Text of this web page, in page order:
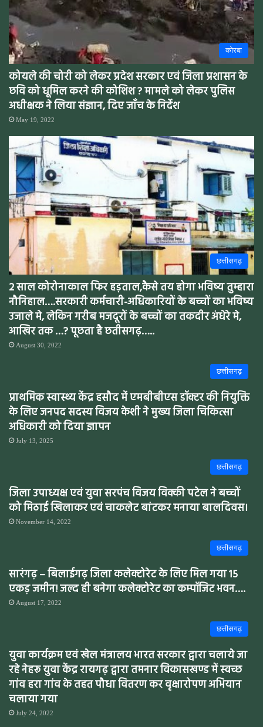
कोरबा
कोयले की चोरी को लेकर प्रदेश सरकार एवं जिला प्रशासन के
छवि को धूमिल करने की कोशिश ? मामले को लेकर पुलिस
अधीक्षक ने लिया संज्ञान, दिए जाँच के निर्देश
May 19, 2022
छत्तीसगढ़
2 साल कोरोनाकाल फिर हड़ताल,कैसे तय होगा भविष्य तुम्हारा
नौनिहाल….सरकारी कर्मचारी-अधिकारियों के बच्चों का भविष्य
उजाले मे, लेकिन गरीब मजदूरों के बच्चों का तकदीर अंधेरे मे,
आखिर तक …? पूछता है छतीसगढ़…..
August 30, 2022
छत्तीसगढ़
प्राथमिक स्वास्थ्य केंद्र हसौद में एमबीबीएस डॉक्टर की नियुक्ति
के लिए जनपद सदस्य विजय केशी ने मुख्य जिला चिकित्सा
अधिकारी को दिया ज्ञापन
July 13, 2025
छत्तीसगढ़
जिला उपाध्यक्ष एवं युवा सरपंच विजय विक्की पटेल ने बच्चों
को मिठाई खिलाकर एवं चाकलेट बांटकर मनाया बालदिवस।
November 14, 2022
छत्तीसगढ़
सारंगढ़ – बिलाईगढ़ जिला कलेक्टोरेट के लिए मिल गया 15
एकड़ जमीन! जल्द ही बनेगा कलेक्टोरेट का कम्पॉजिट भवन….
August 17, 2022
छत्तीसगढ़
युवा कार्यक्रम एवं खेल मंत्रालय भारत सरकार द्वारा चलाये जा
रहे नेहरू युवा केंद्र रायगढ़ द्वारा तमनार विकासखण्ड में स्वच्छ
गांव हरा गांव के तहत पौधा वितरण कर वृक्षारोपण अभियान
चलाया गया
July 24, 2022